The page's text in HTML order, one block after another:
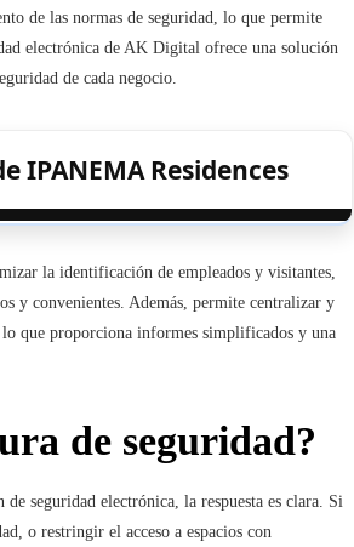
de las normas de seguridad, lo que permite
electrónica de AK Digital ofrece una solución
de cada negocio.
IPANEMA Residences
la identificación de empleados y visitantes,
y convenientes. Además, permite centralizar y
que proporciona informes simplificados y una
de seguridad?
seguridad electrónica, la respuesta es clara. Si
o restringir el acceso a espacios con